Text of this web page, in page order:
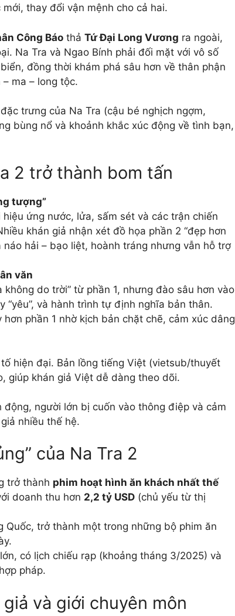
thay đổi vận mệnh cho cả hai.
Công Báo thả Tứ Đại Long Vương ra ngoài,
Na Tra và Ngao Bính phải đối mặt với vô số
đồng thời khám phá sâu hơn về thân phận
ma – long tộc.
trưng của Na Tra (cậu bé nghịch ngợm,
bùng nổ và khoảnh khắc xúc động về tình bạn,
2 trở thành bom tấn
tượng”
ứng nước, lửa, sấm sét và các trận chiến
khán giả nhận xét đồ họa phần 2 “đẹp hơn
náo hải – bạo liệt, hoành tráng nhưng vẫn hỗ trợ
văn
do trời” từ phần 1, nhưng đào sâu hơn vào
“yêu”, và hành trình tự định nghĩa bản thân.
phần 1 nhờ kịch bản chặt chẽ, cảm xúc dâng
hiện đại. Bản lồng tiếng Việt (vietsub/thuyết
giúp khán giả Việt dễ dàng theo dõi.
người lớn bị cuốn vào thông điệp và cảm
nhiều thế hệ.
của Na Tra 2
trở thành phim hoạt hình ăn khách nhất thế
doanh thu hơn 2,2 tỷ USD (chủ yếu từ thị
Quốc, trở thành một trong những bộ phim ăn
có lịch chiếu rạp (khoảng tháng 3/2025) và
pháp.
và giới chuyên môn